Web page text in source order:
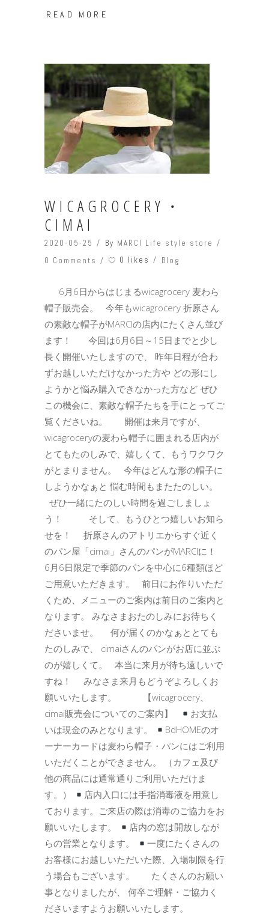
READ MORE
WICAGROCERY・
CIMAI
2020-05-25 By MARCI Life style store
0 Comments
0 likes Blog
6月6日からはじまるwicagrocery 麦わら
帽子販売会。 今年もwicagrocery 折原さん
の素敵な帽子がMARCIの店内にたくさん並び
ます！ 今回は6月6日～15日までと少し
長く開催いたしますので、 昨年日程が合わ
ずお越しいただけなかった方や どの形にし
ようかと悩み購入できなかった方など ぜひ
この機会に、素敵な帽子たちを手にとってご
覧くださいね。 開催は来月ですが、
wicagroceryの麦わら帽子に囲まれる店内が
とてもたのしみで、嬉しくて、もうワクワク
がとまりません。 今年はどんな形の帽子に
しようかなぁと 悩む時間もまたたのしい。
ぜひ一緒にたのしい時間を過ごしましょ
う！ そして、もうひとつ嬉しいお知ら
せを！ 折原さんのアトリエからすぐ近く
のパン屋「cimai」さんのパンがMARCIに！
6月6日限定で季節のパンを中心に6種類ほど
ご用意いただきます。 前日にお作りいただ
くため、メニューのご案内は前日のご案内と
なります。 みなさまおたのしみにお待ちく
ださいませ。 何が届くのかなぁととても
たのしみで、 cimaiさんのパンがお店に並ぶ
のが嬉しくて。 本当に来月が待ち遠しいで
すね！ みなさま来月もどうぞよろしくお
願いいたします。 【wicagrocery、
cimai販売会についてのご案内】
お支払
いは現金のみとなります。
BdHOMEのオ
ーナーカードは麦わら帽子・パンにはご利用
いただくことができません。 （カフェ及び
他の商品には通常通りご利用いただけま
す。）
店内入口には手指消毒液を用意し
ております。ご来店の際は消毒のご協力をお
願いいたします。
店内の窓は開放しなが
らの営業となります。
一度にたくさんの
お客様にお越しいただいた際、入場制限を行
う場合もございます。 たくさんのお願い
事となりましたが、 何卒ご理解・ご協力く
ださいますようお願いいたします。